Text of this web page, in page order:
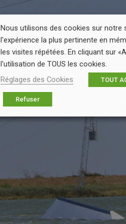
Nous utilisons des cookies sur notre
l'expérience la plus pertinente en
les visites répétées. En cliquant sur
l'utilisation de TOUS les cookies.
Réglages des Cookies
TOUT
Refuser